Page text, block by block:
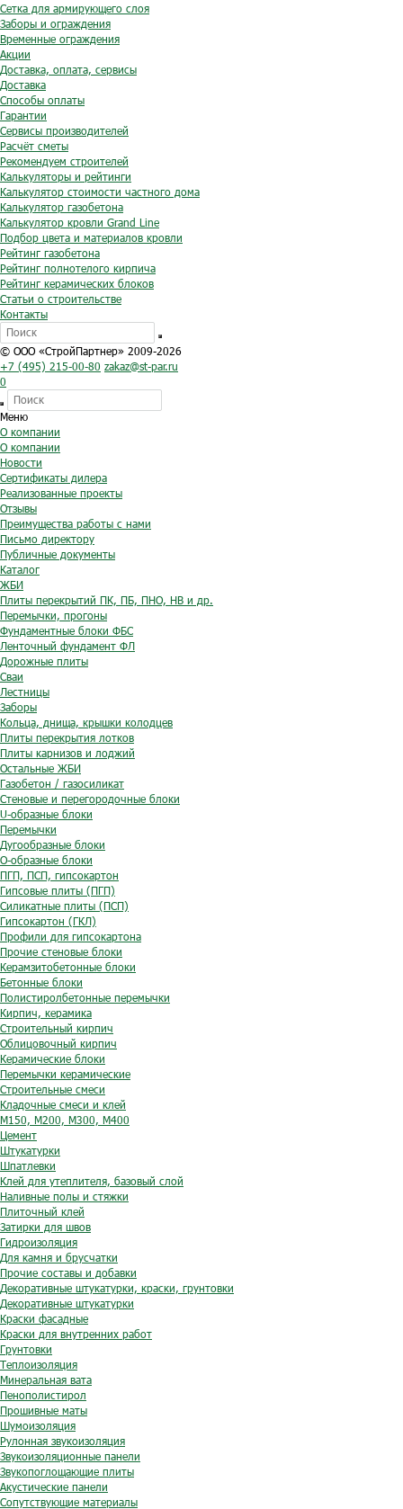
Сетка для армирующего слоя
Заборы и ограждения
Временные ограждения
Акции
Доставка, оплата, сервисы
Доставка
Способы оплаты
Гарантии
Сервисы производителей
Расчёт сметы
Рекомендуем строителей
Калькуляторы и рейтинги
Калькулятор стоимости частного дома
Калькулятор газобетона
Калькулятор кровли Grand Line
Подбор цвета и материалов кровли
Рейтинг газобетона
Рейтинг полнотелого кирпича
Рейтинг керамических блоков
Статьи о строительстве
Контакты
© ООО «СтройПартнер» 2009-2026
+7 (495) 215-00-80 zakaz@st-par.ru
0
Меню
О компании
О компании
Новости
Сертификаты дилера
Реализованные проекты
Отзывы
Преимущества работы с нами
Письмо директору
Публичные документы
Каталог
ЖБИ
Плиты перекрытий ПК, ПБ, ПНО, НВ и др.
Перемычки, прогоны
Фундаментные блоки ФБС
Ленточный фундамент ФЛ
Дорожные плиты
Сваи
Лестницы
Заборы
Кольца, днища, крышки колодцев
Плиты перекрытия лотков
Плиты карнизов и лоджий
Остальные ЖБИ
Газобетон / газосиликат
Стеновые и перегородочные блоки
U-образные блоки
Перемычки
Дугообразные блоки
O-образные блоки
ПГП, ПСП, гипсокартон
Гипсовые плиты (ПГП)
Силикатные плиты (ПСП)
Гипсокартон (ГКЛ)
Профили для гипсокартона
Прочие стеновые блоки
Керамзитобетонные блоки
Бетонные блоки
Полистиролбетонные перемычки
Кирпич, керамика
Строительный кирпич
Облицовочный кирпич
Керамические блоки
Перемычки керамические
Строительные смеси
Кладочные смеси и клей
М150, М200, М300, М400
Цемент
Штукатурки
Шпатлевки
Клей для утеплителя, базовый слой
Наливные полы и стяжки
Плиточный клей
Затирки для швов
Гидроизоляция
Для камня и брусчатки
Прочие составы и добавки
Декоративные штукатурки, краски, грунтовки
Декоративные штукатурки
Краски фасадные
Краски для внутренних работ
Грунтовки
Теплоизоляция
Минеральная вата
Пенополистирол
Прошивные маты
Шумоизоляция
Рулонная звукоизоляция
Звукоизоляционные панели
Звукопоглощающие плиты
Акустические панели
Сопутствующие материалы